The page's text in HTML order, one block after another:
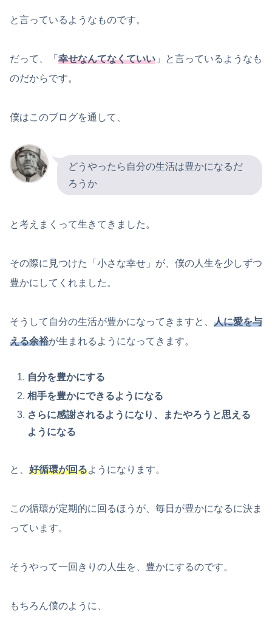
と言っているようなものです。
だって、「 幸せなんてなくていい 」と言っているようなも
のだからです。
僕はこのブログを通して、
どうやったら自分の生活は豊かになるだ
ろうか
と考えまくって生きてきました。
その際に見つけた「小さな幸せ」が、僕の人生を少しずつ
豊かにしてくれました。
そうして自分の生活が豊かになってきますと、 人に愛を与
える余裕が生まれるようになってきます。
自分を豊かにする
相手を豊かにできるようになる
さらに感謝されるようになり、またやろうと思える
ようになる
と、 好循環が回るようになります。
この循環が定期的に回るほうが、毎日が豊かになるに決ま
っています。
そうやって一回きりの人生を、豊かにするのです。
もちろん僕のように、